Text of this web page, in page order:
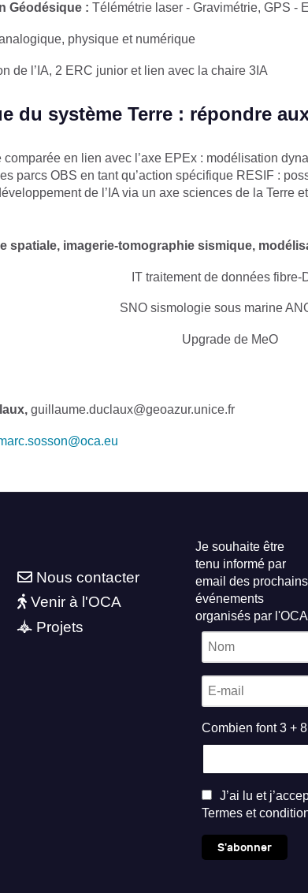
Géodésique : Télémétrie laser - Gravimétrie, GPS -
physique et numérique
de l’IA, 2 ERC junior et lien avec la chaire 3IA
du système Terre : répondre
comparée en lien avec l’axe EPEx : modélisation
parcs OBS en tant qu’action spécifique RESIF :
de l’IA via un axe sciences de la Terre
spatiale, imagerie-tomographie sismique,
IT traitement de données fibre-
SNO sismologie sous marine
Upgrade de MeO​
guillaume.duclaux@geoazur.unice.fr
Nous contacter
Venir à l'OCA
Projets
Je souhaite être
tenu informé par
email des prochains
événements
organisés par l'OCA
Combien font 3 +
J’ai lu et
Termes et
S'abonner